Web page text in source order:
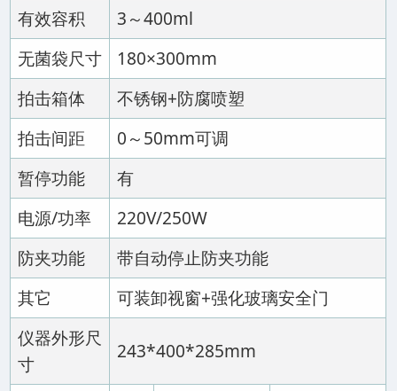
有效容积
3～400ml
无菌袋尺寸
180×300mm
拍击箱体
不锈钢+防腐喷塑
拍击间距
0～50mm可调
暂停功能
有
电源/功率
220V/250W
防夹功能
带自动停止防夹功能
其它
可装卸视窗+强化玻璃安全门
仪器外形尺
寸
243*400*285mm